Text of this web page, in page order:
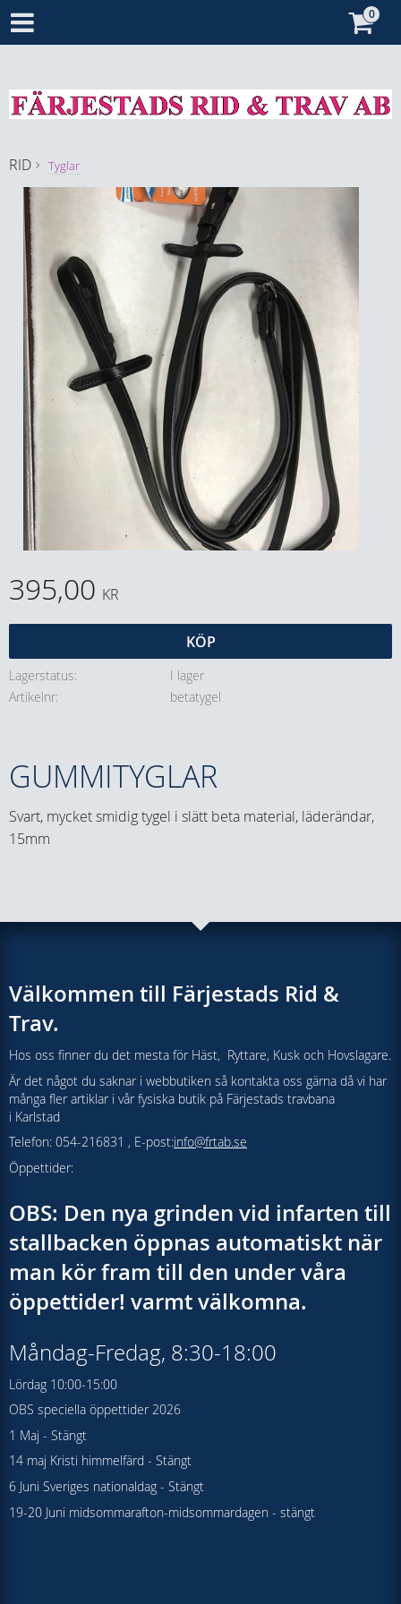
RID Tyglar
395,00 KR
KÖP
Lagerstatus
I lager
Artikelnr
betatygel
GUMMITYGLAR
Svart, mycket smidig tygel i slätt beta material, läderändar,
15mm
Välkommen till Färjestads Rid &
Trav.
Hos oss finner du det mesta för Häst, Ryttare, Kusk och Hovslagare.
Är det något du saknar i webbutiken så kontakta oss gärna då vi har
många fler artiklar i vår fysiska butik på Färjestads travbana
i Karlstad
Telefon: 054-216831 , E-post:info@frtab.se
Öppettider:
OBS: Den nya grinden vid infarten till
stallbacken öppnas automatiskt när
man kör fram till den under våra
öppettider! varmt välkomna.
Måndag-Fredag, 8:30-18:00
Lördag 10:00-15:00
OBS speciella öppettider 2026
1 Maj - Stängt
14 maj Kristi himmelfärd - Stängt
6 Juni Sveriges nationaldag - Stängt
19-20 Juni midsommarafton-midsommardagen - stängt